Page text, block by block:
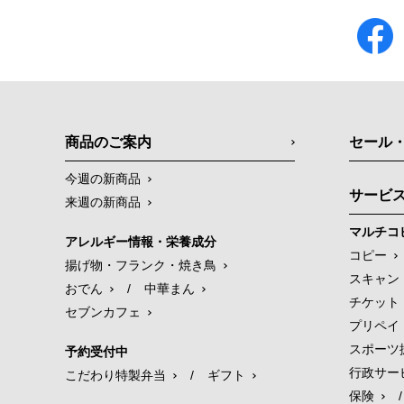
商品のご案内
今週の新商品
来週の新商品
アレルギー情報・栄養成分
揚げ物・フランク・焼き鳥
おでん
/
中華まん
セブンカフェ
予約受付中
こだわり特製弁当
/ ギフト
セール
サービ
マルチコ
コピー
スキャン
チケット
プリペイ
スポーツ
行政サー
保険
/